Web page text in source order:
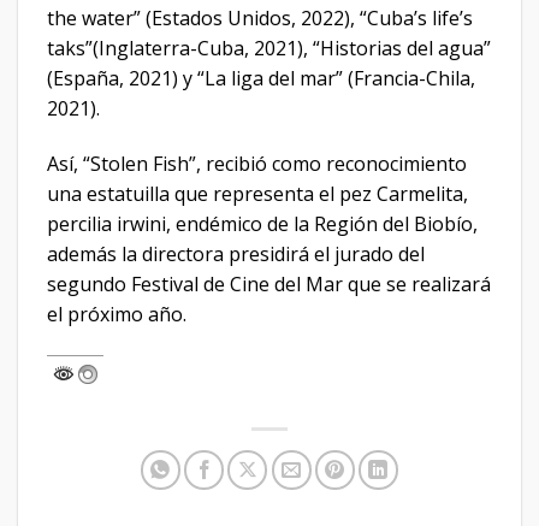
the water” (Estados Unidos, 2022), “Cuba’s life’s
taks”(Inglaterra-Cuba, 2021), “Historias del agua”
(España, 2021) y “La liga del mar” (Francia-Chila,
2021).
Así, “Stolen Fish”, recibió como reconocimiento
una estatuilla que representa el pez Carmelita,
percilia irwini, endémico de la Región del Biobío,
además la directora presidirá el jurado del
segundo Festival de Cine del Mar que se realizará
el próximo año.